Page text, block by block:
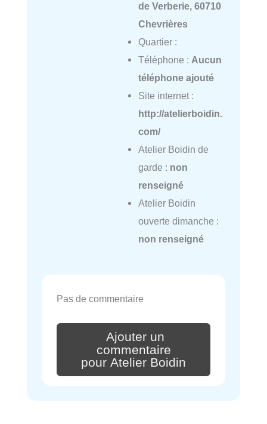
de Verberie, 60710
Chevrières
Quartier :
Téléphone : Aucun
téléphone ajouté
Site internet :
http://atelierboidin.
com/
Atelier Boidin de
garde : non
renseigné
Atelier Boidin
ouverte dimanche :
non renseigné
Pas de commentaire
Ajouter un
commentaire
pour Atelier Boidin